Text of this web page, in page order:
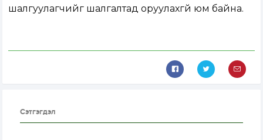
шалгуулагчийг шалгалтад оруулахгүй юм байна.
Сэтгэгдэл